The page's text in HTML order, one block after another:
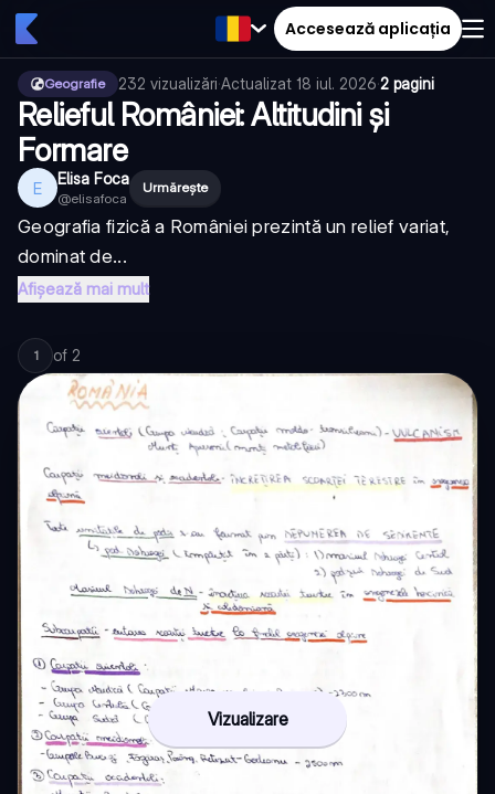
Accesează aplicația
Geografie 232 vizualizări·Actualizat 18 iul. 2026·2 pagini
Relieful României: Altitudini și
Formare
E Elisa Foca
@elisafoca
Urmărește
Geografia fizică a României prezintă un relief variat,
dominat de...
Afișează mai mult
1 of 2
Vizualizare